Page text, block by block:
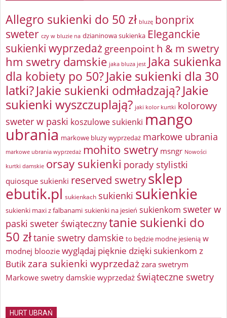
Allegro sukienki do 50 zł bluzę bonprix
sweter czy w bluzie na dzianinowa sukienka Eleganckie
sukienki wyprzedaż greenpointh & m swetry
hm swetry damskie jaka bluza jest Jaka sukienka
dla kobiety po 50?Jakie sukienki dla 30
latki?Jakie sukienki odmładzają?Jakie
sukienki wyszczuplają? jaki kolor kurtki kolorowy
sweter w paski koszulowe sukienki mango
ubrania markowe bluzy wyprzedaż markowe ubrania
markowe ubrania wyprzedaż mohito swetry msngr Nowości
kurtki damskie orsay sukienki porady stylistki
quiosque sukienki reserved swetrysklep
ebutik.pl sukienkach sukienki sukienkie
sukienki maxi z falbanami sukienki na jesień sukienkom sweter w
paski sweter świątecznytanie sukienki do
50 złtanie swetry damskie to będzie modne jesienią w
modnej bloozie wyglądaj pięknie dzięki sukienkom z
Butikzara sukienki wyprzedażzara swetrym
Markowe swetry damskie wyprzedaż świąteczne swetry
HURT UBRAŃ